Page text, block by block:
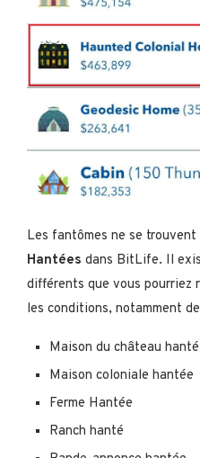
Les fantômes ne se trouvent
Hantées dans BitLife. Il
différents que vous pourriez
les conditions, notamment
Maison du château
Maison coloniale hantée
Ferme Hantée
Ranch hanté